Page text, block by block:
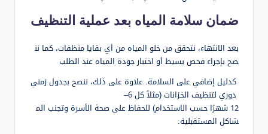
ضمان سلامة المياه بعد عملية التنظيف
بعد الانتهاء، نتحقق من خلو المياه من أي بقايا منظفات، كما نن
صح بإجراء فحص بسيط أو اختبار جودة المياه عند الطلب
كدليل إضافي على السلامة. علاوة على ذلك، ننصح بجدول زمني
دوري لتنظيف الخزانات (مثلاً كل 6–
12 شهرًا حسب الاستخدام) للحفاظ على صحة الأسرة وتجنب الم
شاكل المستقبلية.